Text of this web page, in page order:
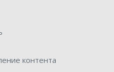
контента